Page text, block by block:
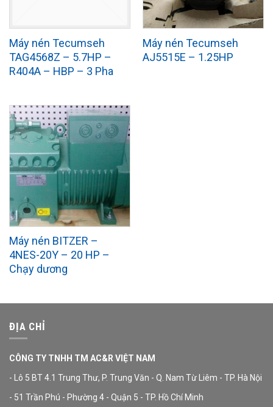
Máy nén Tecumseh
TAG4568Z – 5.7HP –
R404A – HBP – 3 Pha
Máy nén Tecumseh
AJ5515E – 1.25HP
Máy nén BITZER –
4NES-20Y – 20 HP –
Chạy dương
ĐỊA CHỈ
CÔNG TY TNHH TM AC&R VIỆT NAM
- Lô 5 BT 4.1 Trung Thư, P. Trung Văn - Q. Nam Từ Liêm - TP. Hà Nội
- 51 Trần Phú - Phường 4 - Quận 5 - TP. Hồ Chí Minh